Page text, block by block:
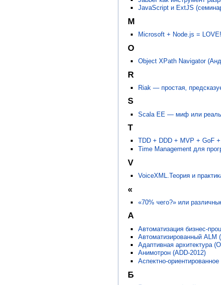
JavaScript и ExtJS
M
Microsoft + Node.js =
O
Object XPath Navigator
R
Riak — простая,
S
Scala EE — миф или
T
TDD + DDD + MVP + GoF
Time Management для
V
VoiceXML.Теория и
«
«70% чего?» или
А
Автоматизация бизнес-
Автоматизированный ALM
Адаптивная архитектура
Анимотрон (ADD-2012)
Аспектно-
Б